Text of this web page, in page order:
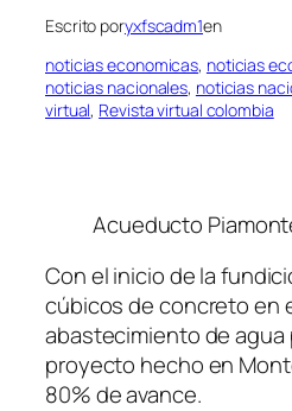
Escrito poryxfscadm1en
noticias economicas, noticias
noticias nacionales, noticias
virtual, Revista virtual colombia
Acueducto
Con el inicio de la
cúbicos de concreto en
abastecimiento de agua
proyecto hecho en
80% de avance.